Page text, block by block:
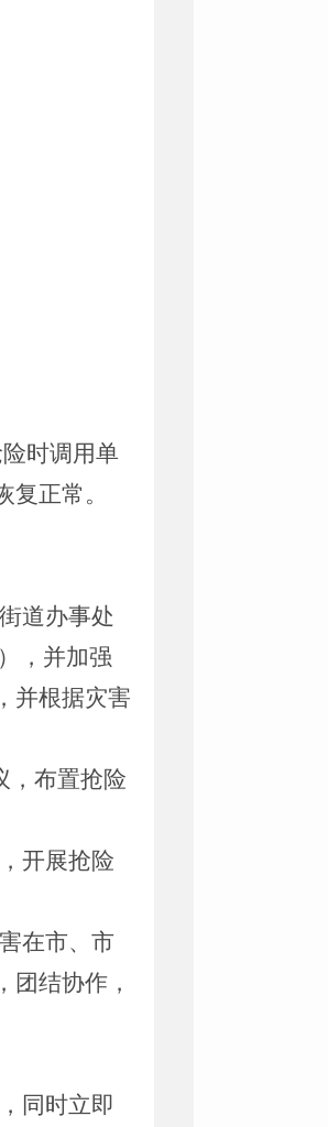
时调用单
正常。
道办事处
，并加强
并根据灾害
，布置抢险
开展抢险
在市、市
结协作，
同时立即